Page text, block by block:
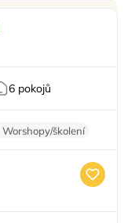
6 pokojů
Worshopy/školení